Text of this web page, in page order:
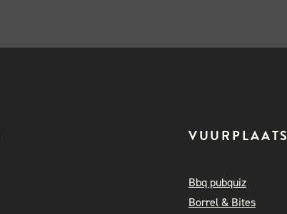
VUURPLAATS
Bbq pubquiz
Borrel & Bites